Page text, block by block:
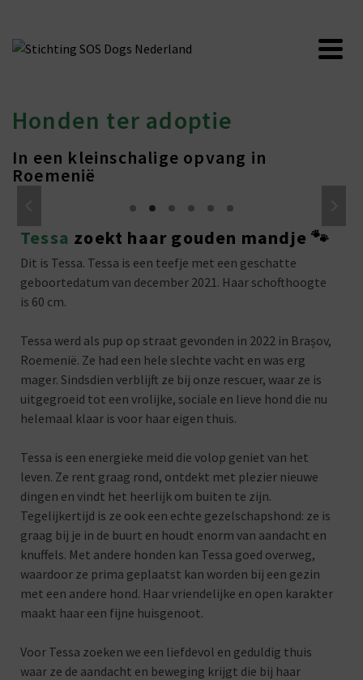
Honden ter adoptie
In een kleinschalige opvang in
Roemenië
Tessa zoekt haar gouden mandje 🐾
Dit is Tessa. Tessa is een teefje met een geschatte
geboortedatum van december 2021. Haar schofthoogte
is 60 cm.
Tessa werd als pup op straat gevonden in 2022 in Brașov,
Roemenië. Ze had een hele slechte vacht en was erg
mager. Sindsdien verblijft ze bij onze rescuer, waar ze is
uitgegroeid tot een vrolijke, sociale en lieve hond die nu
helemaal klaar is voor haar eigen thuis.
Tessa is een energieke meid die volop geniet van het
leven. Ze rent graag rond, ontdekt met plezier nieuwe
dingen en vindt het heerlijk om buiten te zijn.
Tegelijkertijd is ze ook een echte gezelschapshond: ze is
graag bij je in de buurt en houdt enorm van aandacht en
knuffels. Met andere honden kan Tessa goed overweg,
waardoor ze prima geplaatst kan worden bij een gezin
met een andere hond. Haar vriendelijke en open karakter
maakt haar een fijne huisgenoot.
Voor Tessa zoeken we een liefdevol en geduldig thuis
waar ze de aandacht en beweging krijgt die bij haar